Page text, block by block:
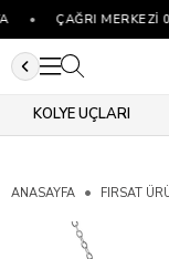
ÇAĞRI MERKEZİ
KOLYE UÇLARI
ANASAYFA FIRSAT